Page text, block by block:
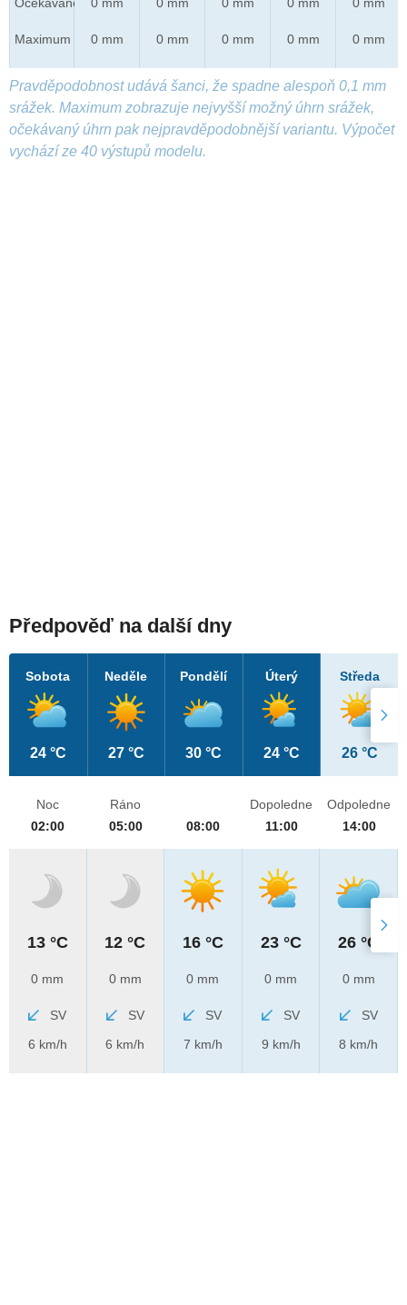
Očekáváno
Maximum
0 mm
0 mm
0 mm
0 mm
0 mm
0 mm
0 mm
0 mm
0 mm
0 mm
Pravděpodobnost udává šanci, že spadne alespoň 0,1 mm
srážek. Maximum zobrazuje nejvyšší možný úhrn srážek,
očekávaný úhrn pak nejpravděpodobnější variantu. Výpočet
vychází ze 40 výstupů modelu.
Předpověď na další dny
Sobota
24 °C
Neděle
27 °C
Pondělí
30 °C
Úterý
24 °C
Středa
26 °C
Noc
02:00
13 °C
0 mm
SV
6 km/h
Ráno
05:00
12 °C
0 mm
SV
6 km/h
08:00
16 °C
0 mm
SV
7 km/h
Dopoledne
11:00
23 °C
0 mm
SV
9 km/h
Odpoledne
14:00
26 °C
0 mm
SV
8 km/h